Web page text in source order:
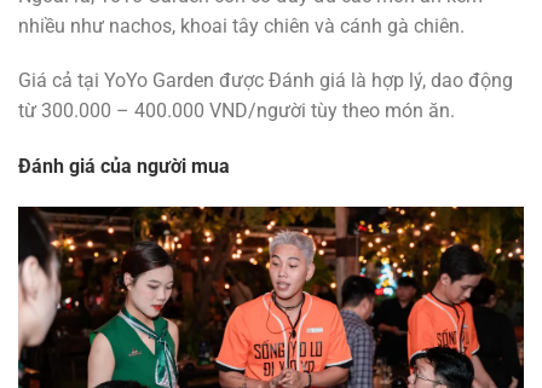
nhiều như nachos, khoai tây chiên và cánh gà chiên.
Giá cả tại YoYo Garden được Đánh giá là hợp lý, dao động
từ 300.000 – 400.000 VND/người tùy theo món ăn.
Đánh giá của người mua